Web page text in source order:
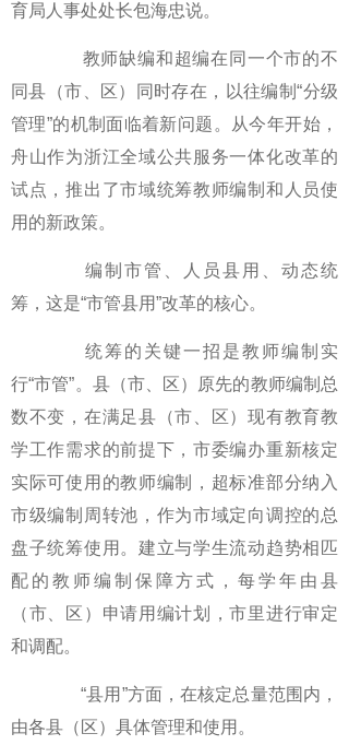
育局人事处处长包海忠说。
教师缺编和超编在同一个市的不
同县（市、区）同时存在，以往编制“分级
管理”的机制面临着新问题。从今年开始，
舟山作为浙江全域公共服务一体化改革的
试点，推出了市域统筹教师编制和人员使
用的新政策。
编制市管、人员县用、动态统
筹，这是“市管县用”改革的核心。
统筹的关键一招是教师编制实
行“市管”。县（市、区）原先的教师编制总
数不变，在满足县（市、区）现有教育教
学工作需求的前提下，市委编办重新核定
实际可使用的教师编制，超标准部分纳入
市级编制周转池，作为市域定向调控的总
盘子统筹使用。建立与学生流动趋势相匹
配的教师编制保障方式，每学年由县
（市、区）申请用编计划，市里进行审定
和调配。
“县用”方面，在核定总量范围内，
由各县（区）具体管理和使用。